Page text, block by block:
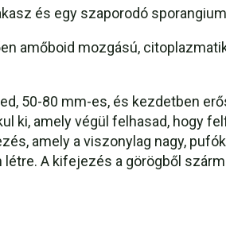
és egy szaporodó
amőboid mozgású,
50-80 mm-es, és kezdetben
ki, amely végül felhasad, hogy
amely a viszonylag nagy,
A kifejezés a görögből